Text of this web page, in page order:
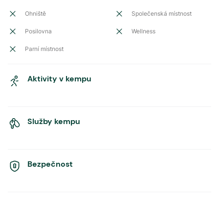
Ohniště Společenská místnost
Posilovna Wellness
Parní místnost
Aktivity v kempu
Služby kempu
Bezpečnost